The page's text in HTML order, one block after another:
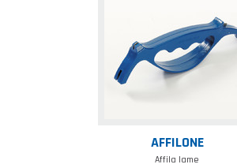
AFFILONE
Affila lame